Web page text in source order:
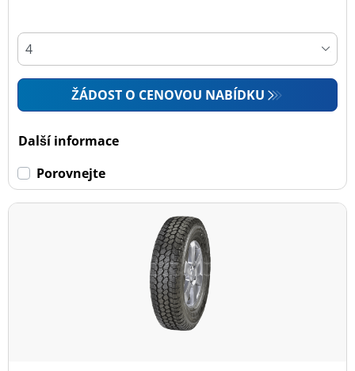
ŽÁDOST O CENOVOU NABÍDKU
Další informace
Porovnejte